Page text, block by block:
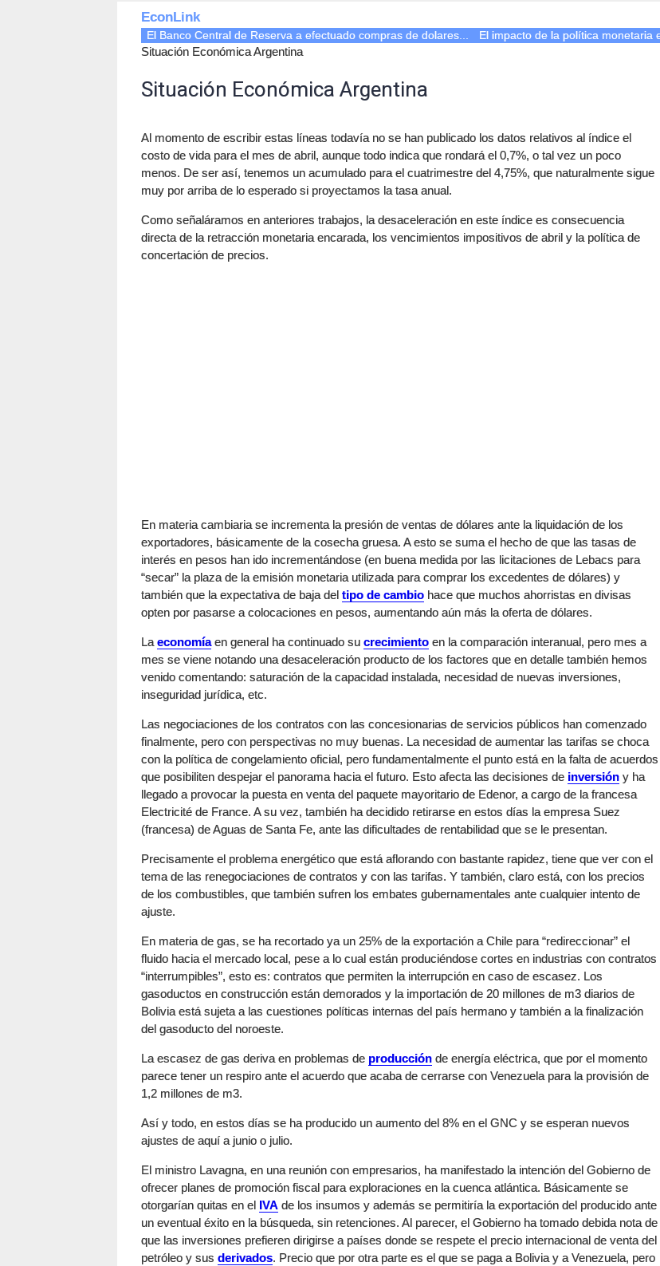
EconLink
El Banco Central de Reserva a efectuado compras de dolares... El impacto de la política monetaria
Situación Económica Argentina
Situación Económica Argentina
Al momento de escribir estas líneas todavía no se han publicado los datos relativos al índice el
costo de vida para el mes de abril, aunque todo indica que rondará el 0,7%, o tal vez un poco
menos. De ser así, tenemos un acumulado para el cuatrimestre del 4,75%, que naturalmente sigue
muy por arriba de lo esperado si proyectamos la tasa anual.
Como señaláramos en anteriores trabajos, la desaceleración en este índice es consecuencia
directa de la retracción monetaria encarada, los vencimientos impositivos de abril y la política de
concertación de precios.
En materia cambiaria se incrementa la presión de ventas de dólares ante la liquidación de los
exportadores, básicamente de la cosecha gruesa. A esto se suma el hecho de que las tasas de
interés en pesos han ido incrementándose (en buena medida por las licitaciones de Lebacs para
“secar” la plaza de la emisión monetaria utilizada para comprar los excedentes de dólares) y
también que la expectativa de baja del tipo de cambio hace que muchos ahorristas en divisas
opten por pasarse a colocaciones en pesos, aumentando aún más la oferta de dólares.
La economíaen general ha continuado su crecimiento en la comparación interanual, pero mes a
mes se viene notando una desaceleración producto de los factores que en detalle también hemos
venido comentando: saturación de la capacidad instalada, necesidad de nuevas inversiones,
inseguridad jurídica, etc.
Las negociaciones de los contratos con las concesionarias de servicios públicos han comenzado
finalmente, pero con perspectivas no muy buenas. La necesidad de aumentar las tarifas se choca
con la política de congelamiento oficial, pero fundamentalmente el punto está en la falta de acuerdos
que posibiliten despejar el panorama hacia el futuro. Esto afecta las decisiones de inversión y ha
llegado a provocar la puesta en venta del paquete mayoritario de Edenor, a cargo de la francesa
Electricité de France. A su vez, también ha decidido retirarse en estos días la empresa Suez
(francesa) de Aguas de Santa Fe, ante las dificultades de rentabilidad que se le presentan.
Precisamente el problema energético que está aflorando con bastante rapidez, tiene que ver con el
tema de las renegociaciones de contratos y con las tarifas. Y también, claro está, con los precios
de los combustibles, que también sufren los embates gubernamentales ante cualquier intento de
ajuste.
En materia de gas, se ha recortado ya un 25% de la exportación a Chile para “redireccionar” el
fluido hacia el mercado local, pese a lo cual están produciéndose cortes en industrias con contratos
“interrumpibles”, esto es: contratos que permiten la interrupción en caso de escasez. Los
gasoductos en construcción están demorados y la importación de 20 millones de m3 diarios de
Bolivia está sujeta a las cuestiones políticas internas del país hermano y también a la finalización
del gasoducto del noroeste.
La escasez de gas deriva en problemas de producción de energía eléctrica, que por el momento
parece tener un respiro ante el acuerdo que acaba de cerrarse con Venezuela para la provisión de
1,2 millones de m3.
Así y todo, en estos días se ha producido un aumento del 8% en el GNC y se esperan nuevos
ajustes de aquí a junio o julio.
El ministro Lavagna, en una reunión con empresarios, ha manifestado la intención del Gobierno de
ofrecer planes de promoción fiscal para exploraciones en la cuenca atlántica. Básicamente se
otorgarían quitas en el IVA de los insumos y además se permitiría la exportación del producido ante
un eventual éxito en la búsqueda, sin retenciones. Al parecer, el Gobierno ha tomado debida nota de
que las inversiones prefieren dirigirse a países donde se respete el precio internacional de venta del
petróleo y sus derivados. Precio que por otra parte es el que se paga a Bolivia y a Venezuela, pero